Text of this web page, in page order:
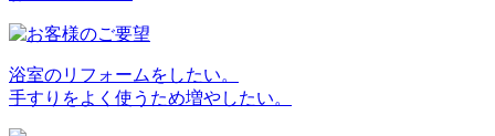
浴室のリフォームをしたい。
手すりをよく使うため増やしたい。